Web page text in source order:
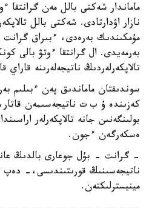
ماماندار شەكتى بالل مەن گرانتقا
نازار اۋدارتادى. شەكتى بالل
مۇمكىندىك بەرەدى، ءبىراق گرانت
بەرمەيدى. ال گرانتقا ءوتۋ بالى
تالاپكەرلەردىڭ ناتيجەلەرىنە قاراي
سوندىقتان ماماندىق پەن ءبىلىم
كەزىندە ۇ ب ت ناتيجەسىمەن
بولىنگەنىن جانە تالاپكەرلەر
ەسكەرگەن ءجون.
- گرانت - بۇل جوعارى بالدىڭ
ناتيجەسىنىڭ قورىتىندىسى،- دەپ
مينيسترلىكتەن.